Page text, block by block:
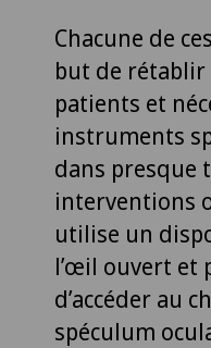
Chacune de
but de rétablir
patients et
instruments
dans presque
interventions
utilise un
l’œil ouvert et
d’accéder au
spéculum